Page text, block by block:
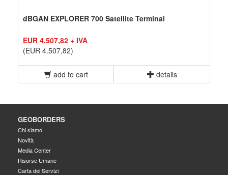
dBGAN EXPLORER 700 Satellite Terminal
EUR 4.507,82 + IVA
(EUR 4.507,82)
add to cart details
GEOBORDERS
Chi siamo
Novità
Media Center
Risorse Umane
Carta dei Servizi